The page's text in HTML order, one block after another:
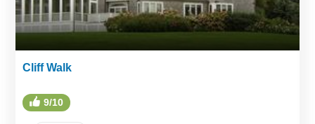
Cliff Walk
9/10